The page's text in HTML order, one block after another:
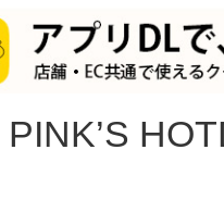
PINK’S